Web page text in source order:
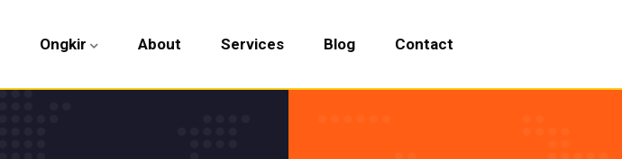
Ongkir About Services Blog Contact